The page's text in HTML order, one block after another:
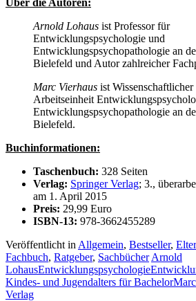
Arnold Lohaus ist Professor für
Entwicklungspsychologie und
Entwicklungspsychopathologie an
Bielefeld und Autor zahlreicher
Marc Vierhaus ist
Arbeitseinheit
Entwicklungspsychopathologie an
Bielefeld.
Buchinformationen:
Taschenbuch: 328 Seiten
Verlag: Springer Verlag; 3.,
am 1. April 2015
Preis: 29,99 Euro
ISBN-13: 978-3662455289
Veröffentlicht in Allgemein, Bestseller,
Fachbuch, Ratgeber, Sachbücher Arnold
LohausEntwicklungspsychologie
Kindes- und Jugendalters für Bachelor
Verlag